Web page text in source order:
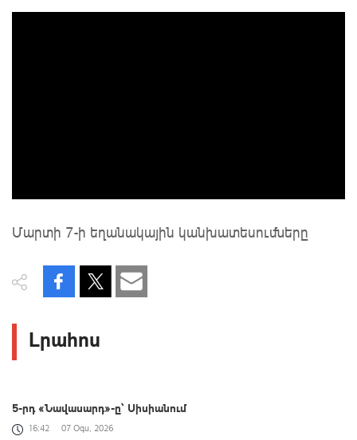
Մարտի 7-ի եղանակային կանխատեսումները
Լրահոս
5-րդ «Նավասարդ»-ը՝ Սիսիանում
16:42 07 Օգս, 2026